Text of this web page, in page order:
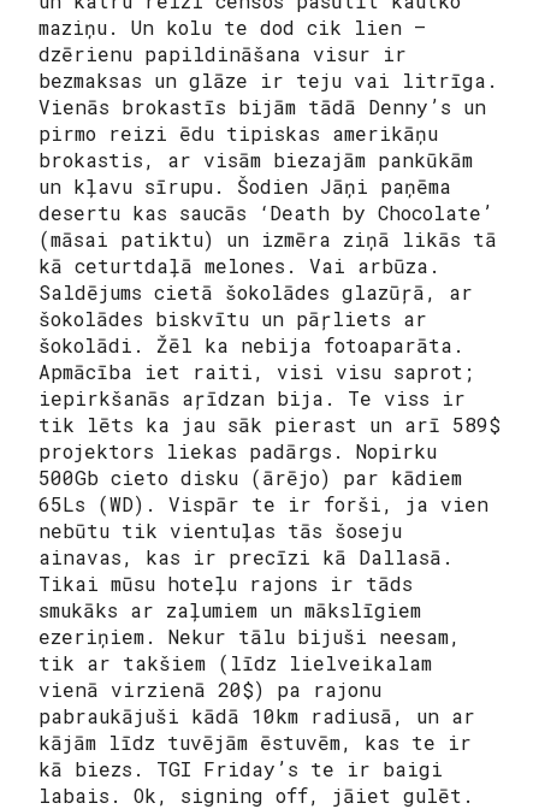
maziņu. Un kolu te dod cik lien –
dzērienu papildināšana visur ir
bezmaksas un glāze ir teju vai litrīga.
Vienās brokastīs bijām tādā Denny’s un
pirmo reizi ēdu tipiskas amerikāņu
brokastis, ar visām biezajām pankūkām
un kļavu sīrupu. Šodien Jāņi paņēma
desertu kas saucās ‘Death by Chocolate’
(māsai patiktu) un izmēra ziņā likās tā
kā ceturtdaļā melones. Vai arbūza.
Saldējums cietā šokolādes glazūŗā, ar
šokolādes biskvītu un pāŗliets ar
šokolādi. Žēl ka nebija fotoaparāta.
Apmācība iet raiti, visi visu saprot;
iepirkšanās aŗīdzan bija. Te viss ir
tik lēts ka jau sāk pierast un arī 589$
projektors liekas padārgs. Nopirku
500Gb cieto disku (ārējo) par kādiem
65Ls (WD). Vispār te ir forši, ja vien
nebūtu tik vientuļas tās šoseju
ainavas, kas ir precīzi kā Dallasā.
Tikai mūsu hoteļu rajons ir tāds
smukāks ar zaļumiem un mākslīgiem
ezeriņiem. Nekur tālu bijuši neesam,
tik ar takšiem (līdz lielveikalam
vienā virzienā 20$) pa rajonu
pabraukājuši kādā 10km radiusā, un ar
kājām līdz tuvējām ēstuvēm, kas te ir
kā biezs. TGI Friday’s te ir baigi
labais. Ok, signing off, jāiet gulēt.